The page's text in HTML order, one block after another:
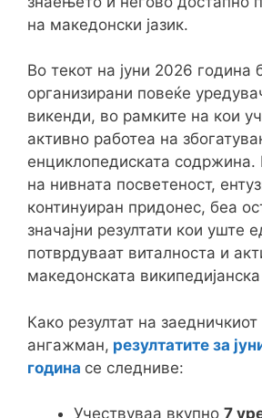
на македонски јазик.
Во текот на јуни 2026 година
организирани повеќе
викенди, во рамките на кои
активно работеа на
енциклопедиската содржина.
на нивната посветеност,
континуиран придонес, беа
значајни резултати кои уште
потврдуваат виталноста и
македонската
Како резултат на заедничкиот
ангажман, резултатите за
година се следниве:
Учествуваа вкупно 7